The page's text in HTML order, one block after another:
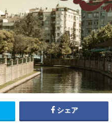
ベネズエラ
ボリビア
ア
エ
シェア